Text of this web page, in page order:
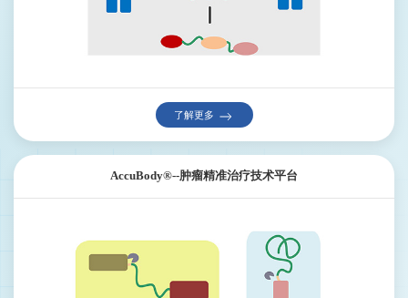
了解更多
AccuBody®--肿瘤精准治疗技术平台